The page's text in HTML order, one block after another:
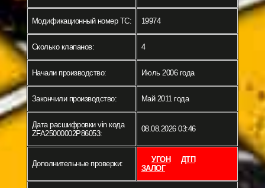
Модификационный номер ТС: 19974
Сколько клапанов: 4
Начали производство: Июль 2006 года
Закончили производство: Май 2011 года
Дата расшифровки vin кода
ZFA25000002P86053:
08.08.2026 03:46
Дополнительные проверки: УГОН
ДТП
ЗАЛОГ